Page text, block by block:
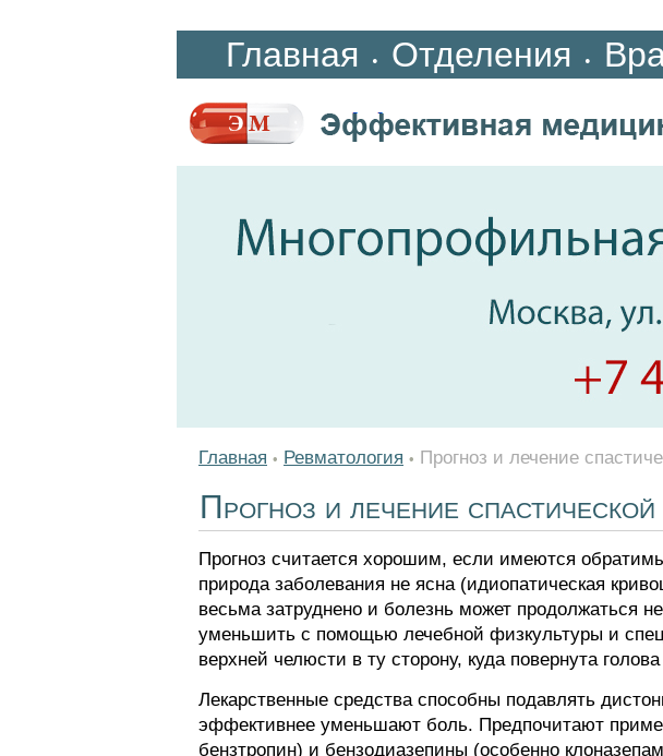
Главная • Отделения •
Главная • Ревматология • Прогноз и лечение
Прогноз и лечение
Прогноз считается хорошим, если имеются
природа заболевания не ясна (идиопатическая
весьма затруднено и болезнь может продолжаться
уменьшить с помощью лечебной физкультуры и
верхней челюсти в ту сторону, куда повернута
Лекарственные средства способны подавлять
эффективнее уменьшают боль. Предпочитают
бензтропин) и бензодиазепины (особенно